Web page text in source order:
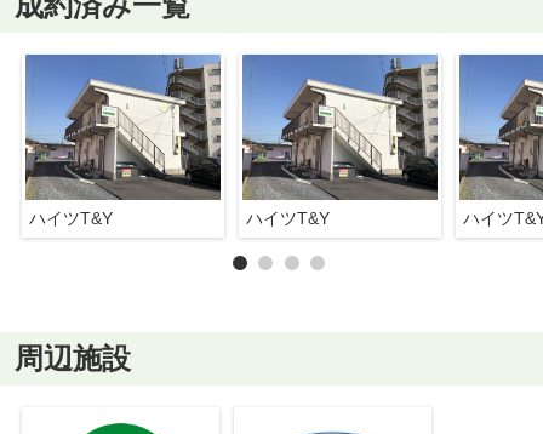
ハイツT&Y ハイツT&Y ハイツ
周辺施設